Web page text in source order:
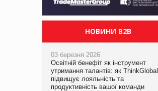
НОВИНИ B2B
03 березня 2026
Освітній бенефіт як інструмент
утримання талантів: як ThinkGlobal
підвищує лояльність та
продуктивність вашої команди